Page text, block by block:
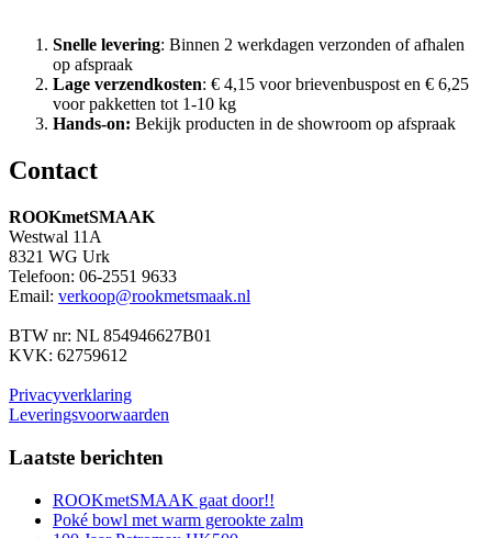
Snelle levering: Binnen 2 werkdagen verzonden of afhalen
op afspraak
Lage verzendkosten: € 4,15 voor brievenbuspost en € 6,25
voor pakketten tot 1-10 kg
Hands-on: Bekijk producten in de showroom op afspraak
Contact
ROOKmetSMAAK
Westwal 11A
8321 WG Urk
Telefoon: 06-2551 9633
Email: verkoop@rookmetsmaak.nl
BTW nr: NL 854946627B01
KVK: 62759612
Privacyverklaring
Leveringsvoorwaarden
Laatste berichten
ROOKmetSMAAK gaat door!!
Poké bowl met warm gerookte zalm